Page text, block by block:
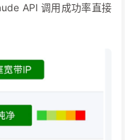
API 调用成功率直接